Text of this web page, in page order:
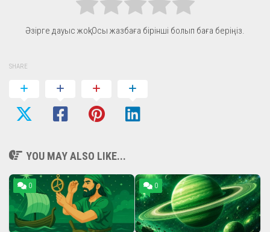
Әзірге дауыс жоқ! Осы жазбаға бірінші болып баға беріңіз.
SHARE
YOU MAY ALSO LIKE...
0 0